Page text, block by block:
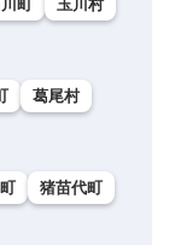
町
玉川村
葛尾村
猪苗代町